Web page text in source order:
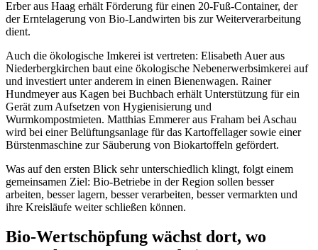
Erber aus Haag erhält Förderung für einen 20-Fuß-Container, der
der Erntelagerung von Bio-Landwirten bis zur Weiterverarbeitung
dient.
Auch die ökologische Imkerei ist vertreten: Elisabeth Auer aus
Niederbergkirchen baut eine ökologische Nebenerwerbsimkerei auf
und investiert unter anderem in einen Bienenwagen. Rainer
Hundmeyer aus Kagen bei Buchbach erhält Unterstützung für ein
Gerät zum Aufsetzen von Hygienisierung und
Wurmkompostmieten. Matthias Emmerer aus Fraham bei Aschau
wird bei einer Belüftungsanlage für das Kartoffellager sowie einer
Bürstenmaschine zur Säuberung von Biokartoffeln gefördert.
Was auf den ersten Blick sehr unterschiedlich klingt, folgt einem
gemeinsamen Ziel: Bio-Betriebe in der Region sollen besser
arbeiten, besser lagern, besser verarbeiten, besser vermarkten und
ihre Kreisläufe weiter schließen können.
Bio-Wertschöpfung wächst dort, wo